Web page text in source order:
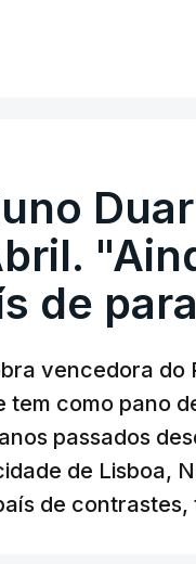
de
vencedora do
tem como pano
passados
de Lisboa,
de